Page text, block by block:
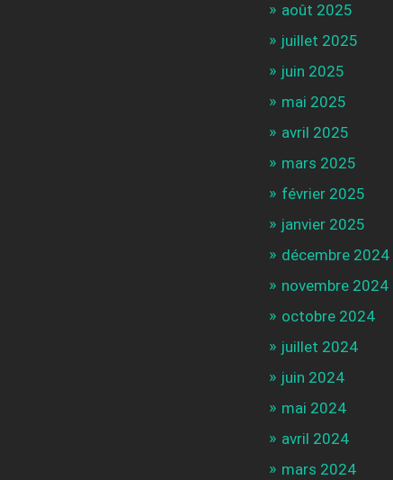
août 2025
juillet 2025
juin 2025
mai 2025
avril 2025
mars 2025
février 2025
janvier 2025
décembre 2024
novembre 2024
octobre 2024
juillet 2024
juin 2024
mai 2024
avril 2024
mars 2024